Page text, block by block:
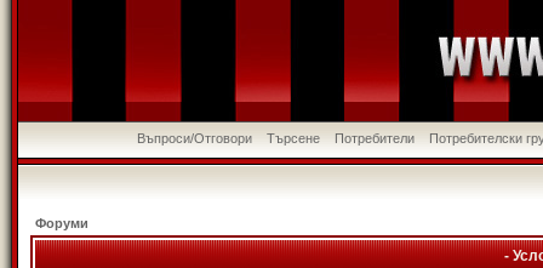
Въпроси/Отговори Търсене Потребители Потребителски
Форуми
-